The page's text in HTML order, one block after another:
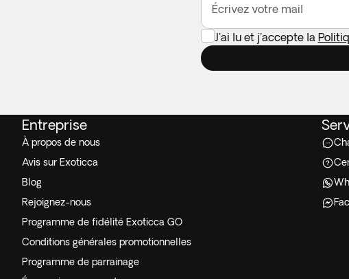
Écrivez votre mail
J'ai lu et j'accepte la
Entreprise
À propos de nous
Avis sur Exoticca
Blog
Rejoignez-nous
Programme de fidélité Exoticca GO
Conditions générales promotionnelles
Programme de parrainage